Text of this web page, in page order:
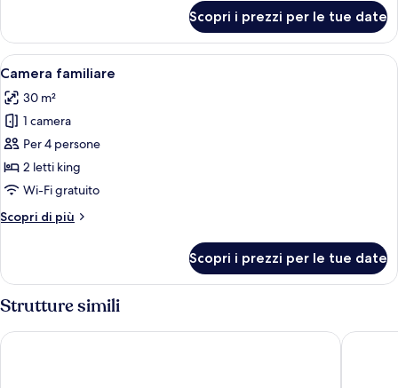
singola
Scopri i prezzi per le tue date
Apri
tutte
le
foto
per
Camera
familiare
Una camera da letto con un letto di
4
Camera familiare
30 m²
1 camera
Per 4 persone
2 letti king
Wi-Fi gratuito
Scopri di più
Altri
familiare
Scopri i prezzi per le tue date
Strutture simili
Arena Lodge